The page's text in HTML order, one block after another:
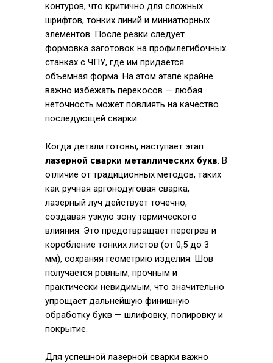
контуров, что критично для сложных
шрифтов, тонких линий и миниатюрных
элементов. После резки следует
формовка заготовок на профилегибочных
станках с ЧПУ, где им придаётся
объёмная форма. На этом этапе крайне
важно избежать перекосов — любая
неточность может повлиять на качество
последующей сварки.
Когда детали готовы, наступает этап
лазерной сварки металлических букв. В
отличие от традиционных методов, таких
как ручная аргонодуговая сварка,
лазерный луч действует точечно,
создавая узкую зону термического
влияния. Это предотвращает перегрев и
коробление тонких листов (от 0,5 до 3
мм), сохраняя геометрию изделия. Шов
получается ровным, прочным и
практически невидимым, что значительно
упрощает дальнейшую финишную
обработку букв — шлифовку, полировку и
покрытие.
Для успешной лазерной сварки важно